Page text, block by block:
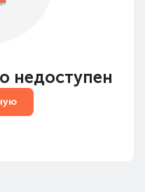
недоступен